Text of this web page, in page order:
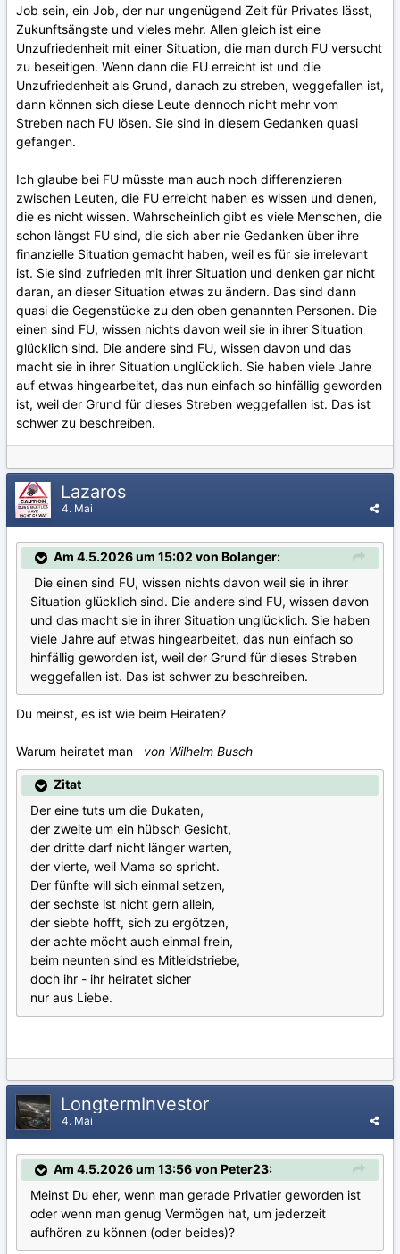
Job sein, ein Job, der nur ungenügend Zeit für Privates lässt,
Zukunftsängste und vieles mehr. Allen gleich ist eine
Unzufriedenheit mit einer Situation, die man durch FU versucht
zu beseitigen. Wenn dann die FU erreicht ist und die
Unzufriedenheit als Grund, danach zu streben, weggefallen ist,
dann können sich diese Leute dennoch nicht mehr vom
Streben nach FU lösen. Sie sind in diesem Gedanken quasi
gefangen.
Ich glaube bei FU müsste man auch noch differenzieren
zwischen Leuten, die FU erreicht haben es wissen und denen,
die es nicht wissen. Wahrscheinlich gibt es viele Menschen, die
schon längst FU sind, die sich aber nie Gedanken über ihre
finanzielle Situation gemacht haben, weil es für sie irrelevant
ist. Sie sind zufrieden mit ihrer Situation und denken gar nicht
daran, an dieser Situation etwas zu ändern. Das sind dann
quasi die Gegenstücke zu den oben genannten Personen. Die
einen sind FU, wissen nichts davon weil sie in ihrer Situation
glücklich sind. Die andere sind FU, wissen davon und das
macht sie in ihrer Situation unglücklich. Sie haben viele Jahre
auf etwas hingearbeitet, das nun einfach so hinfällig geworden
ist, weil der Grund für dieses Streben weggefallen ist. Das ist
schwer zu beschreiben.
Lazaros
4. Mai
Am 4.5.2026 um 15:02 von Bolanger:
Die einen sind FU, wissen nichts davon weil sie in ihrer
Situation glücklich sind. Die andere sind FU, wissen davon
und das macht sie in ihrer Situation unglücklich. Sie haben
viele Jahre auf etwas hingearbeitet, das nun einfach so
hinfällig geworden ist, weil der Grund für dieses Streben
weggefallen ist. Das ist schwer zu beschreiben.
Du meinst, es ist wie beim Heiraten?
Warum heiratet man von Wilhelm Busch
Zitat
Der eine tuts um die Dukaten,
der zweite um ein hübsch Gesicht,
der dritte darf nicht länger warten,
der vierte, weil Mama so spricht.
Der fünfte will sich einmal setzen,
der sechste ist nicht gern allein,
der siebte hofft, sich zu ergötzen,
der achte möcht auch einmal frein,
beim neunten sind es Mitleidstriebe,
doch ihr - ihr heiratet sicher
nur aus Liebe.
LongtermInvestor
4. Mai
Am 4.5.2026 um 13:56 von Peter23:
Meinst Du eher, wenn man gerade Privatier geworden ist
oder wenn man genug Vermögen hat, um jederzeit
aufhören zu können (oder beides)?